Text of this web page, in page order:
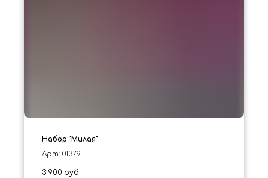
Набор "Милая"
Арт: 01379
3 900 руб.